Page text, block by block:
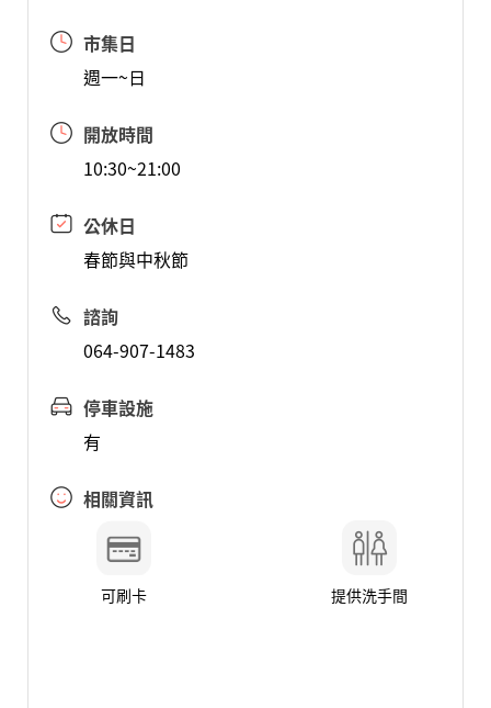
市集日
週一~日
開放時間
10:30~21:00
公休日
春節與中秋節
諮詢
064-907-1483
停車設施
有
相關資訊
可刷卡 提供洗手間